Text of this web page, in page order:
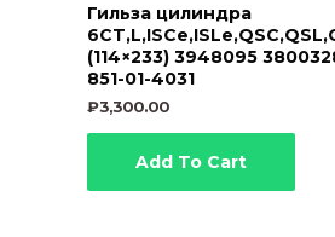
Гильза цилиндра
(114×233) 3948095
851-01-4031
₽3,300.00
Add To Cart